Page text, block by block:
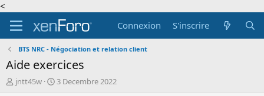
<
Connexion
S'inscrire
BTS NRC - Négociation et relation client
Aide exercices
A
jntt45w
D
3 Decembre 2022